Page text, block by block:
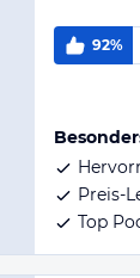
92%
Preis-
Top